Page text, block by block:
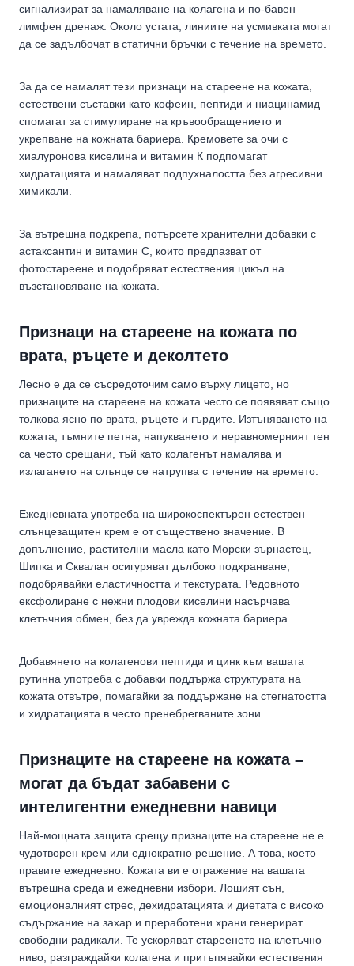
сигнализират за намаляване на колагена и по-бавен
лимфен дренаж. Около устата, линиите на усмивката могат
да се задълбочат в статични бръчки с течение на времето.
За да се намалят тези признаци на стареене на кожата,
естествени съставки като кофеин, пептиди и ниацинамид
спомагат за стимулиране на кръвообращението и
укрепване на кожната бариера. Кремовете за очи с
хиалуронова киселина и витамин К подпомагат
хидратацията и намаляват подпухналостта без агресивни
химикали.
За вътрешна подкрепа, потърсете хранителни добавки с
астаксантин и витамин С, които предпазват от
фотостареене и подобряват естествения цикъл на
възстановяване на кожата.
Признаци на стареене на кожата по
врата, ръцете и деколтето
Лесно е да се съсредоточим само върху лицето, но
признаците на стареене на кожата често се появяват също
толкова ясно по врата, ръцете и гърдите. Изтъняването на
кожата, тъмните петна, напукването и неравномерният тен
са често срещани, тъй като колагенът намалява и
излагането на слънце се натрупва с течение на времето.
Ежедневната употреба на широкоспектърен естествен
слънцезащитен крем е от съществено значение. В
допълнение, растителни масла като Морски зърнастец,
Шипка и Сквалан осигуряват дълбоко подхранване,
подобрявайки еластичността и текстурата. Редовното
ексфолиране с нежни плодови киселини насърчава
клетъчния обмен, без да уврежда кожната бариера.
Добавянето на колагенови пептиди и цинк към вашата
рутинна употреба с добавки поддържа структурата на
кожата отвътре, помагайки за поддържане на стегнатостта
и хидратацията в често пренебрегваните зони.
Признаците на стареене на кожата –
могат да бъдат забавени с
интелигентни ежедневни навици
Най-мощната защита срещу признаците на стареене не е
чудотворен крем или еднократно решение. А това, което
правите ежедневно. Кожата ви е отражение на вашата
вътрешна среда и ежедневни избори. Лошият сън,
емоционалният стрес, дехидратацията и диетата с високо
съдържание на захар и преработени храни генерират
свободни радикали. Te ускоряват стареенето на клетъчно
ниво, разграждайки колагена и притъпявайки естествения